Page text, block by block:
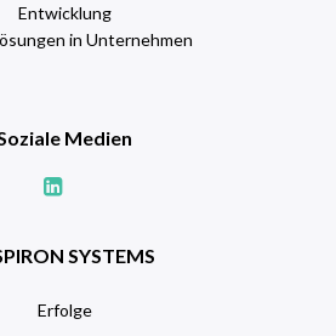
Entwicklung
in Unternehmen
Medien
SYSTEMS
Erfolge